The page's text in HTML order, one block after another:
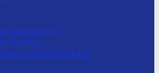
Großhadern
Aubing
Stockdorf